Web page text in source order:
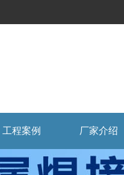
工程案例 厂家介绍